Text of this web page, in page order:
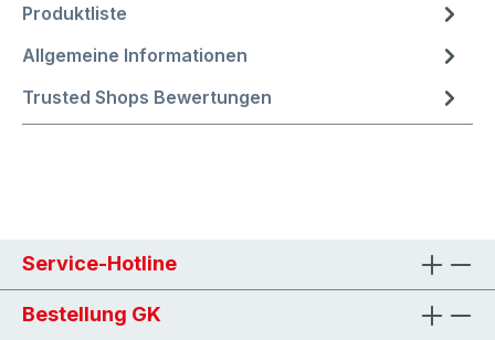
Produktliste
Allgemeine Informationen
Trusted Shops Bewertungen
Service-Hotline
Bestellung GK